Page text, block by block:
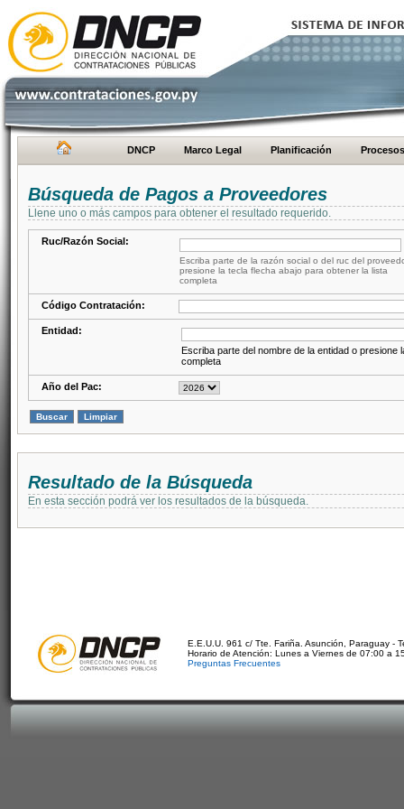
DNCP Marco Legal Planificación Procesos
Búsqueda de Pagos a Proveedores
Llene uno o más campos para obtener el resultado requerido.
Ruc/Razón Social:
Escriba parte de la razón social o del ruc del
presione la tecla flecha abajo para obtener la lista
completa
Código Contratación:
Entidad:
Escriba parte del nombre de la entidad o presione
completa
Año del Pac:
Resultado de la Búsqueda
En esta sección podrá ver los resultados de la búsqueda.
E.E.U.U. 961 c/ Tte. Fariña. Asunción, Paraguay -
Horario de Atención: Lunes a Viernes de 07:00 a
Preguntas Frecuentes